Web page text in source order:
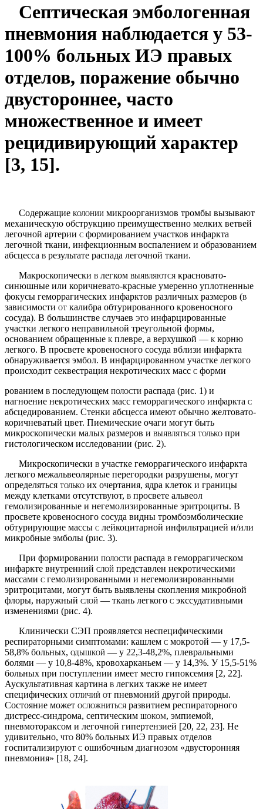
Септическая эмбологенная
пневмония наблюда­ется у 53-
100% больных ИЭ правых
отделов, пора­жение обычно
двустороннее, часто
множественное и имеет
рецидивирующий характер
[3, 15].
Содержащие колонии микроорганизмов тромбы вызывают
механи­ческую обструкцию преимущественно мелких ветвей
легочной артерии с формированием участков инфар­кта
легочной ткани, инфекционным воспалением и образованием
абсцесса в результате распада легочной ткани.
Макроскопически в легком выявляются красно­вато-
синюшные или коричневато-красные умеренно уплотненные
фокусы геморрагических инфарктов раз­личных размеров (в
зависимости от калибра обтуриро­ванного кровеносного
сосуда). В большинстве случаев это инфарцированные
участки легкого неправильной треугольной формы,
основанием обращенные к плев­ре, а верхушкой — к корню
легкого. В просвете кро­веносного сосуда вблизи инфаркта
обнаруживается эмбол. В инфарцированном участке легкого
проис­ходит секвестрация некротических масс с форми­
рованием в последующем полости распада (рис. 1) и
нагноение некротических масс геморрагического инфаркта с
абсцедированием. Стенки абсцесса имеют обычно желтовато-
коричневатый цвет. Пиемические очаги могут быть
микроскопически малых размеров и выявляться только при
гистологическом исследовании (рис. 2).
Микроскопически в участке геморрагического инфаркта
легкого межальвеолярные перегородки раз­рушены, могут
определяться только их очертания, ядра клеток и границы
между клетками отсутствуют, в просвете альвеол
гемолизированные и негемолизи­рованные эритроциты. В
просвете кровеносного сосу­да видны тромбоэмболические
обтурирующие массы с лейкоцитарной инфильтрацией и/или
микробные эмболы (рис. 3).
При формировании полости распада в геморраги­ческом
инфаркте внутренний слой представлен некро­тическими
массами с гемолизированными и негемо­лизированными
эритроцитами, могут быть выявлены скопления микробной
флоры, наружный слой — ткань легкого с экссудативными
изменениями (рис. 4).
Клинически СЭП проявляется неспецифическими
респираторными симптомами: кашлем с мокротой — у 17,5-
58,8% больных, одышкой — у 22,3-48,2%, плев­ральными
болями — у 10,8-48%, кровохарканьем — у 14,3%. У 15,5-51%
больных при поступлении имеет место гипоксемия [2, 22].
Аускультативная картина в легких также не имеет
специфических отличий от пневмоний другой природы.
Состояние может ослож­ниться развитием респираторного
дистресс-синдрома, септическим шоком, эмпиемой,
пневмотораксом и легочной гипертензией [20, 22, 23]. Не
удивительно, что 80% больных ИЭ правых отделов
госпитализируют с ошибочным диагнозом «двусторонняя
пневмония» [18, 24].